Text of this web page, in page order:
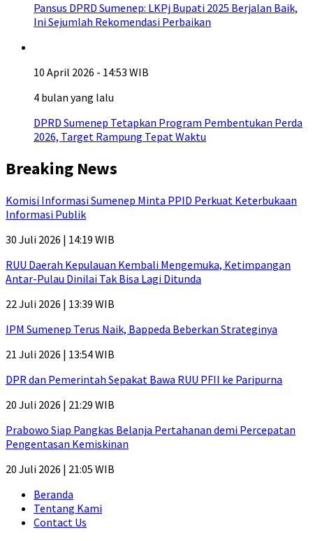
Pansus DPRD Sumenep: LKPj Bupati 2025 Berjalan Baik,
Ini Sejumlah Rekomendasi Perbaikan
10 April 2026 - 14:53 WIB
4 bulan yang lalu
DPRD Sumenep Tetapkan Program Pembentukan Perda
2026, Target Rampung Tepat Waktu
Breaking News
Komisi Informasi Sumenep Minta PPID Perkuat Keterbukaan
Informasi Publik
30 Juli 2026 | 14:19 WIB
RUU Daerah Kepulauan Kembali Mengemuka, Ketimpangan
Antar-Pulau Dinilai Tak Bisa Lagi Ditunda
22 Juli 2026 | 13:39 WIB
IPM Sumenep Terus Naik, Bappeda Beberkan Strateginya
21 Juli 2026 | 13:54 WIB
DPR dan Pemerintah Sepakat Bawa RUU PFII ke Paripurna
20 Juli 2026 | 21:29 WIB
Prabowo Siap Pangkas Belanja Pertahanan demi Percepatan
Pengentasan Kemiskinan
20 Juli 2026 | 21:05 WIB
Beranda
Tentang Kami
Contact Us